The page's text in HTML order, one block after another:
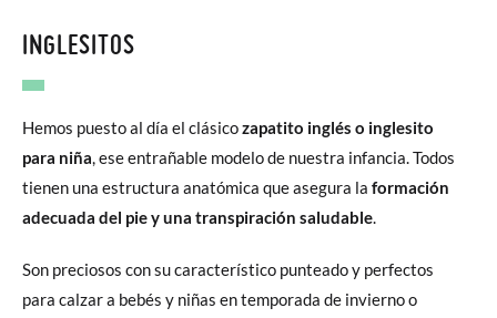
INGLESITOS
Hemos puesto al día el clásicozapatito inglés o inglesito
para niña, ese entrañable modelo de nuestra infancia. Todos
tienen una estructura anatómica que asegura la formación
adecuada del pie y una transpiración saludable.
Son preciosos con su característico punteado y perfectos
para calzar a bebés y niñas en temporada de invierno o